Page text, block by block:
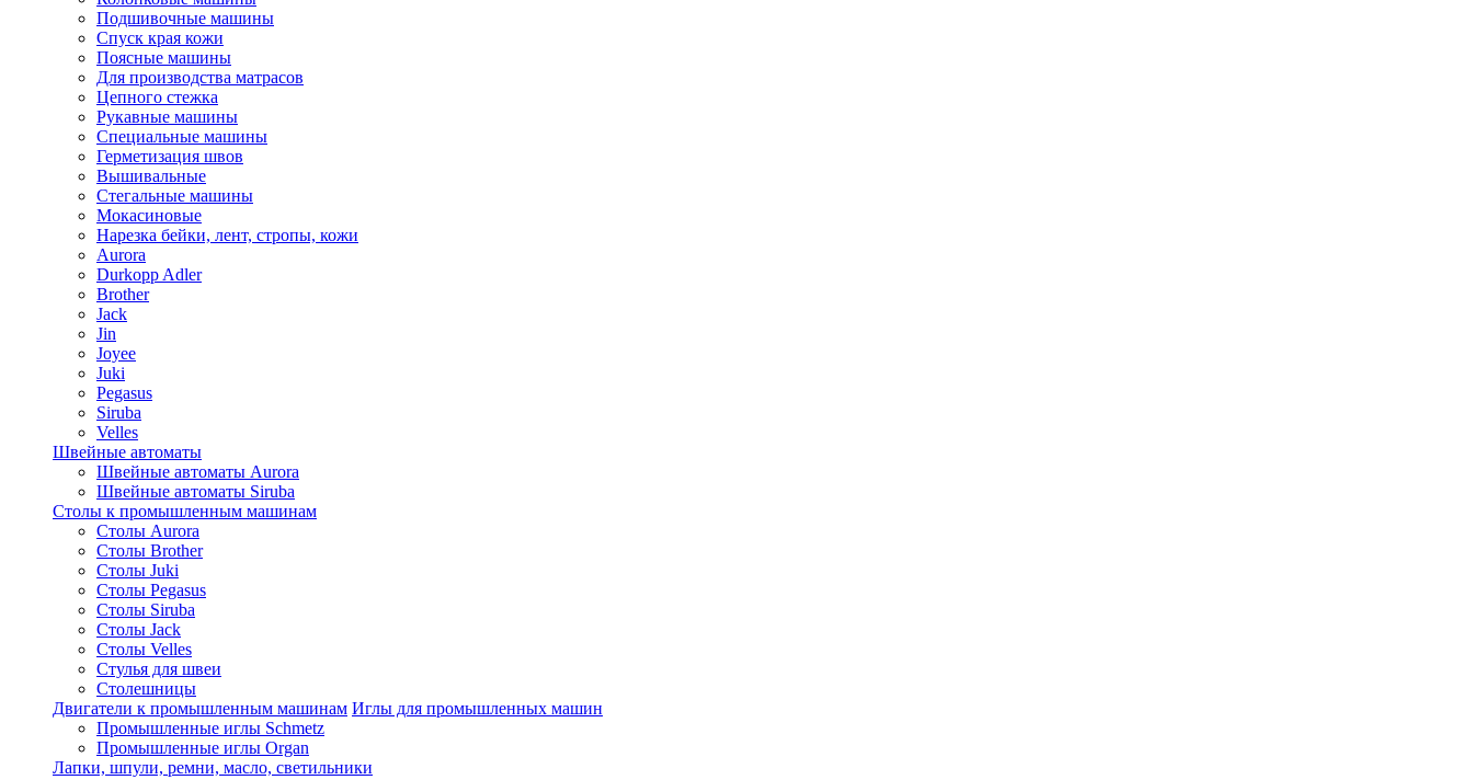
Подшивочные машины
Спуск края кожи
Поясные машины
Для производства матрасов
Цепного стежка
Рукавные машины
Специальные машины
Герметизация швов
Вышивальные
Стегальные машины
Мокасиновые
Нарезка бейки, лент, стропы, кожи
Aurora
Durkopp Adler
Brother
Jack
Jin
Joyee
Juki
Pegasus
Siruba
Velles
Швейные автоматы
Швейные автоматы Aurora
Швейные автоматы Siruba
Столы к промышленным машинам
Столы Aurora
Столы Brother
Столы Juki
Столы Pegasus
Столы Siruba
Столы Jack
Столы Velles
Стулья для швеи
Столешницы
Двигатели к промышленным машинам Иглы для промышленных машин
Промышленные иглы Schmetz
Промышленные иглы Organ
Лапки, шпули, ремни, масло, светильники